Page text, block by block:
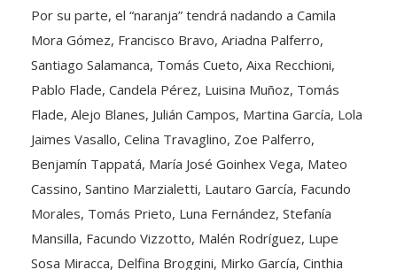
Por su parte, el “naranja” tendrá nadando a Camila
Mora Gómez, Francisco Bravo, Ariadna Palferro,
Santiago Salamanca, Tomás Cueto, Aixa Recchioni,
Pablo Flade, Candela Pérez, Luisina Muñoz, Tomás
Flade, Alejo Blanes, Julián Campos, Martina García, Lola
Jaimes Vasallo, Celina Travaglino, Zoe Palferro,
Benjamín Tappatá, María José Goinhex Vega, Mateo
Cassino, Santino Marzialetti, Lautaro García, Facundo
Morales, Tomás Prieto, Luna Fernández, Stefanía
Mansilla, Facundo Vizzotto, Malén Rodríguez, Lupe
Sosa Miracca, Delfina Broggini, Mirko García, Cinthia